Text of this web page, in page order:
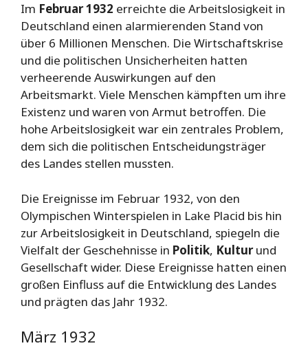
Im Februar 1932 erreichte die Arbeitslosigkeit in
Deutschland einen alarmierenden Stand von
über 6 Millionen Menschen. Die Wirtschaftskrise
und die politischen Unsicherheiten hatten
verheerende Auswirkungen auf den
Arbeitsmarkt. Viele Menschen kämpften um ihre
Existenz und waren von Armut betroffen. Die
hohe Arbeitslosigkeit war ein zentrales Problem,
dem sich die politischen Entscheidungsträger
des Landes stellen mussten.
Die Ereignisse im Februar 1932, von den
Olympischen Winterspielen in Lake Placid bis hin
zur Arbeitslosigkeit in Deutschland, spiegeln die
Vielfalt der Geschehnisse in Politik, Kulturund
Gesellschaft wider. Diese Ereignisse hatten einen
großen Einfluss auf die Entwicklung des Landes
und prägten das Jahr 1932.
März 1932